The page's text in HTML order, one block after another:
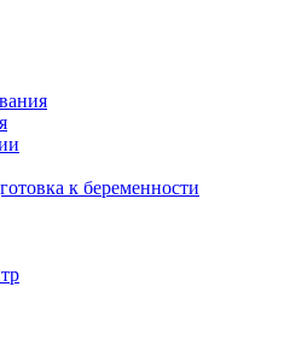
к беременности